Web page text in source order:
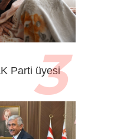
Parti üyesi